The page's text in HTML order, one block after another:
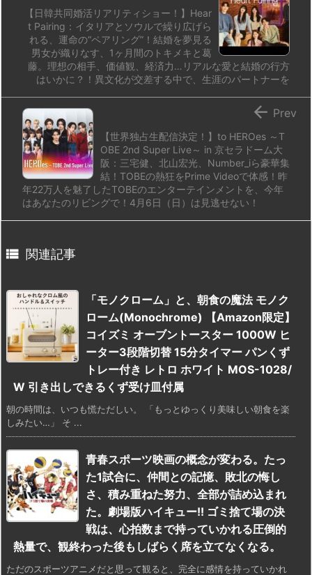
【日韓共同婚活リアリティショー！】Hear
t Pairing：イタリアとソウルで繰り広げら
れる、運命の“ペアリング”！結婚を夢見る
男女が織りなす、1ヶ月間のトキメキと葛
藤。理想の相手、価値観、経済力…リアルな愛と結婚の行方
はいかに？！異文化が交差する中で、生涯のパートナーを
【世界独占生配信決定！】to HEROes ～T
OBE 2nd Super Live～ in 京セラドーム大
阪：三宅健、北山宏光、Number_iら豪華集
結！TOBEの熱狂をPrime Videoで体感！昨
年22万人を魅了したTOBEのエンターテインメントを、今年
はあなたのリビングで！4月6日（日）は見逃せない！
 Prev
 関連記事
「モノクローム」と、朝食の魔法 モノク
ローム(Monochrome) 【Amazon限定】
コイズミ オーブントースター 1000W ヒ
ーター3段階切替 15分タイマー パンくず
トレー付き レトロ ホワイト MOS-1028/
W 引き出しできるくず受け皿付属
朝の時間は、いつも慌ただしい。 「もっとゆっくり美味しい朝食を楽
しみたい…」 そ ...
青春スポーツ映画の概念が変わる。たっ
た1試合に、仲間との記憶、敗北の悔し
さ、積み重ねた努力、全部が詰め込まれ
た。劇場版ハイキュー!! ゴミ捨て場の決
戦は、心拍数まで持っていかれる圧倒的
熱量で、観終わった後もしばらく席を立てなくなる。
ただのスポーツアニメだと思って観ると、完全に感情を持っていかれ